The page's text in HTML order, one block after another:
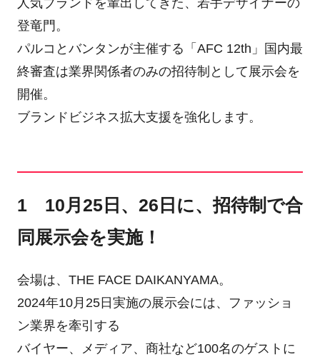
人気ブランドを輩出してきた、若手デザイナーの
登竜門。
パルコとバンタンが主催する「AFC 12th」国内最
終審査は業界関係者のみの招待制として展示会を
開催。
ブランドビジネス拡大支援を強化します。
1 10月25日、26日に、招待制で合
同展示会を実施！
会場は、THE FACE DAIKANYAMA。
2024年10月25日実施の展示会には、ファッショ
ン業界を牽引する
バイヤー、メディア、商社など100名のゲストに